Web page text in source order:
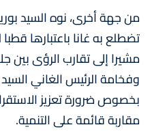
من جهة أخرى، نوه السيد
تضطلع به غانا باعتبارها
مشيرا إلى تقارب الرؤى
وفخامة الرئيس الغاني
بخصوص ضرورة تعزيز
مقاربة قائمة على التنمية.